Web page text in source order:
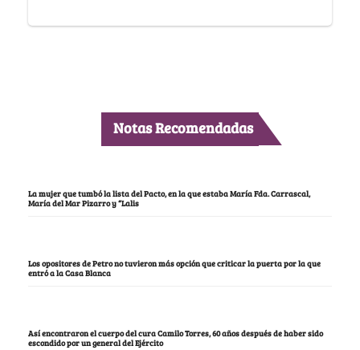
Notas Recomendadas
La mujer que tumbó la lista del Pacto, en la que estaba María Fda. Carrascal,
María del Mar Pizarro y “Lalis
Los opositores de Petro no tuvieron más opción que criticar la puerta por la que
entró a la Casa Blanca
Así encontraron el cuerpo del cura Camilo Torres, 60 años después de haber sido
escondido por un general del Ejército